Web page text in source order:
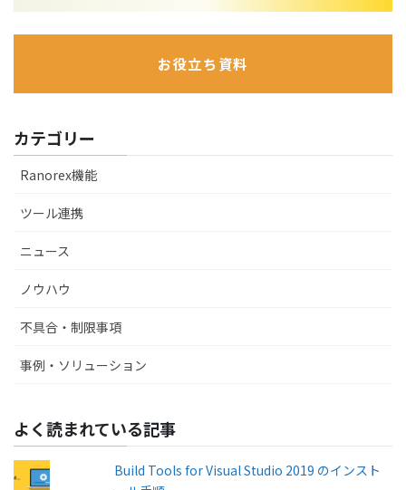
お役立ち資料
カテゴリー
Ranorex機能
ツール連携
ニュース
ノウハウ
不具合・制限事項
事例・ソリューション
よく読まれている記事
Build Tools for Visual Studio 2019 のインスト